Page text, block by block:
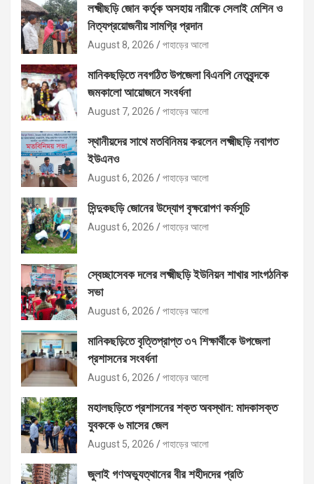
লক্ষ্মীছড়ি জোন কর্তৃক অসহায় নারীকে সেলাই মেশিন ও
নিত্যপ্রয়োজনীয় সামগ্রি প্রদান
August 8, 2026 পাহাড়ের আলো
মানিকছড়িতে নবগঠিত উপজেলা বিএনপি নেতৃবৃন্দকে
জমকালো আয়োজনে সংবর্ধনা
August 7, 2026 পাহাড়ের আলো
স্থানীয়দের সাথে মতবিনিময় করলেন লক্ষ্মীছড়ি নবাগত
ইউএনও
August 6, 2026 পাহাড়ের আলো
সিন্দুকছড়ি জোনের উদ্যোগ বৃক্ষরোপণ কর্মসূচি
August 6, 2026 পাহাড়ের আলো
স্বেচ্ছাসেবক দলের লক্ষ্মীছড়ি ইউনিয়ন শাখার সাংগঠনিক
সভা
August 6, 2026 পাহাড়ের আলো
মানিকছড়িতে বৃত্তিপ্রাপ্ত ৩৭ শিক্ষার্থীকে উপজেলা
প্রশাসনের সংবর্ধনা
August 6, 2026 পাহাড়ের আলো
মহালছড়িতে প্রশাসনের শক্ত অবস্থান: মাদকাসক্ত
যুবককে ৬ মাসের জেল
August 5, 2026 পাহাড়ের আলো
জুলাই গণঅভ্যুত্থানের বীর শহীদদের প্রতি